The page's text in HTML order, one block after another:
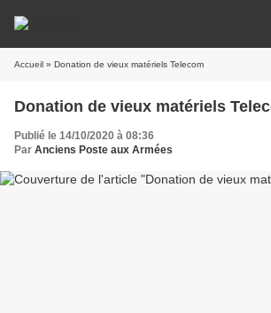
Accueil » Donation de vieux matériels Telecom
Donation de vieux matériels
Publié le 14/10/2020 à 08:36
Par Anciens Poste aux Armées